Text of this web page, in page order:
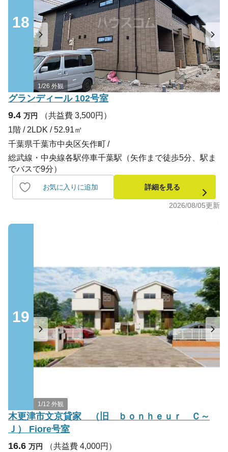
18
1/26 外観
グランディール 102号室
9.4 万円
（共益費 3,500円）
1階 / 2LDK / 52.91㎡
千葉県千葉市中央区矢作町
総武線・中央線各駅停車千葉駅（矢作まで徒歩5分、駅ま
でバスで9分）
お気に入りに追加 詳細を見る
2026/08/05更新
19
1/12 外観
木更津市文京貸家 （旧 ｂｏｎｈｅｕｒ Ｃ～
Ｊ） Fiore号室
16.6 万円
（共益費 4,000円）